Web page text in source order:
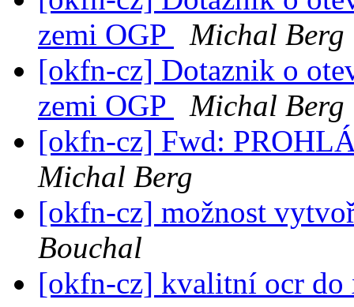
zemi OGP
Michal Berg
[okfn-cz] Dotaznik o
zemi OGP
Michal Berg
[okfn-cz] Fwd:
Michal Berg
[okfn-cz] možnost
Bouchal
[okfn-cz] kvalitní ocr